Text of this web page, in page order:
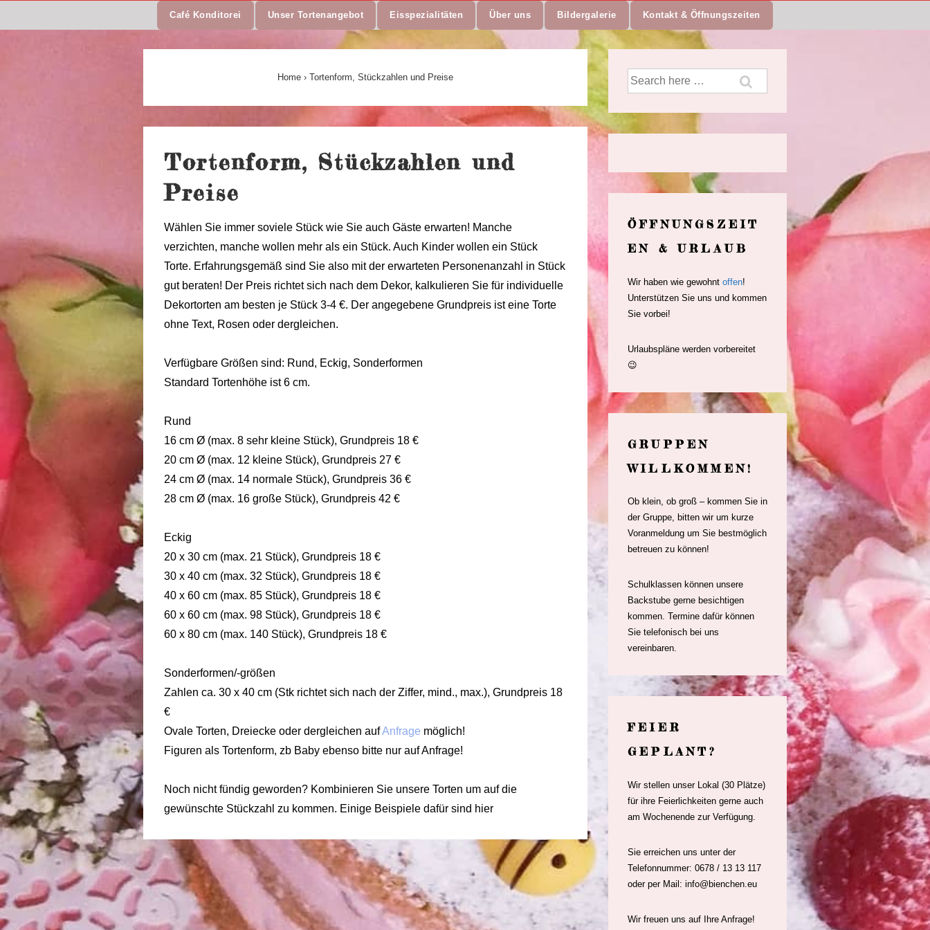
ZumNavigation
Café Konditorei Unser Tortenangebot Eisspezialitäten Über uns Bildergalerie Kontakt & Öffnungszeiten
Home › Tortenform, Stückzahlen und Preise
Tortenform, Stückzahlen und
Preise
Wählen Sie immer soviele Stück wie Sie auch Gäste erwarten! Manche
verzichten, manche wollen mehr als ein Stück. Auch Kinder wollen ein Stück
Torte. Erfahrungsgemäß sind Sie also mit der erwarteten Personenanzahl in Stück
gut beraten! Der Preis richtet sich nach dem Dekor, kalkulieren Sie für individuelle
Dekortorten am besten je Stück 3-4 €. Der angegebene Grundpreis ist eine Torte
ohne Text, Rosen oder dergleichen.
Verfügbare Größen sind: Rund, Eckig, Sonderformen
Standard Tortenhöhe ist 6 cm.
Rund
16 cm Ø (max. 8 sehr kleine Stück), Grundpreis 18 €
20 cm Ø (max. 12 kleine Stück), Grundpreis 27 €
24 cm Ø (max. 14 normale Stück), Grundpreis 36 €
28 cm Ø (max. 16 große Stück), Grundpreis 42 €
Eckig
20 x 30 cm (max. 21 Stück), Grundpreis 18 €
30 x 40 cm (max. 32 Stück), Grundpreis 18 €
40 x 60 cm (max. 85 Stück), Grundpreis 18 €
60 x 60 cm (max. 98 Stück), Grundpreis 18 €
60 x 80 cm (max. 140 Stück), Grundpreis 18 €
Sonderformen/-größen
Zahlen ca. 30 x 40 cm (Stk richtet sich nach der Ziffer, mind., max.), Grundpreis 18
€
Ovale Torten, Dreiecke oder dergleichen aufAnfrage möglich!
Figuren als Tortenform, zb Baby ebenso bitte nur auf Anfrage!
Noch nicht fündig geworden? Kombinieren Sie unsere Torten um auf die
gewünschte Stückzahl zu kommen. Einige Beispiele dafür sind hier
Suche
nach:
ÖFFNUNGSZEIT
EN & URLAUB
Wir haben wie gewohnt offen!
Unterstützen Sie uns und kommen
Sie vorbei!
Urlaubspläne werden vorbereitet
😉
GRUPPEN
WILLKOMMEN!
Ob klein, ob groß – kommen Sie in
der Gruppe, bitten wir um kurze
Voranmeldung um Sie bestmöglich
betreuen zu können!
Schulklassen können unsere
Backstube gerne besichtigen
kommen. Termine dafür können
Sie telefonisch bei uns
vereinbaren.
FEIER
GEPLANT?
Wir stellen unser Lokal (30 Plätze)
für ihre Feierlichkeiten gerne auch
am Wochenende zur Verfügung.
Sie erreichen uns unter der
Telefonnummer: 0678 / 13 13 117
oder per Mail: info@bienchen.eu
Wir freuen uns auf Ihre Anfrage!